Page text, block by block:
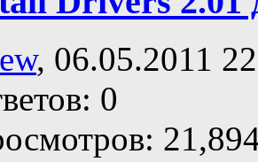
, 06.05.2011
0